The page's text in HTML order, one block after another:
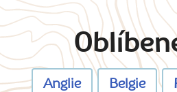
Anglie Belgie